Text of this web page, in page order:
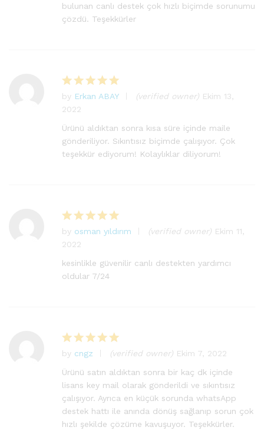
bulunan canlı destek çok hızlı biçimde sorunumu
çözdü. Teşekkürler
5
üzerinden
5oy aldı
by Erkan ABAY (verified owner) Ekim 13,
2022
Ürünü aldıktan sonra kısa süre içinde maile
gönderiliyor. Sıkıntısız biçimde çalışıyor. Çok
teşekkür ediyorum! Kolaylıklar diliyorum!
5
üzerinden
5oy aldı
by osman yıldırım (verified owner) Ekim 11,
2022
kesinlikle güvenilir canlı destekten yardımcı
oldular 7/24
5
üzerinden
5oy aldı
by cngz (verified owner) Ekim 7, 2022
Ürünü satın aldıktan sonra bir kaç dk içinde
lisans key mail olarak gönderildi ve sıkıntısız
çalışıyor. Ayrıca en küçük sorunda whatsApp
destek hattı ile anında dönüş sağlanıp sorun çok
hızlı şekilde çözüme kavuşuyor. Teşekkürler.